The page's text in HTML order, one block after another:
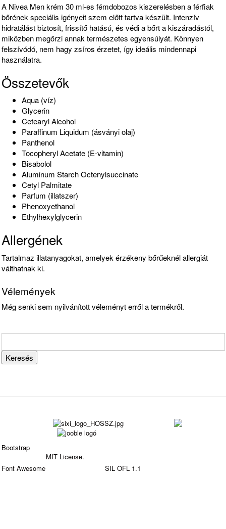
A Nivea Men krém 30 ml-es fémdobozos kiszerelésben a férfiak
bőrének speciális igényeit szem előtt tartva készült. Intenzív
hidratálást biztosít, frissítő hatású, és védi a bőrt a kiszáradástól,
miközben megőrzi annak természetes egyensúlyát. Könnyen
felszívódó, nem hagy zsíros érzetet, így ideális mindennapi
használatra.
Összetevők
Aqua (víz)
Glycerin
Cetearyl Alcohol
Paraffinum Liquidum (ásványi olaj)
Panthenol
Tocopheryl Acetate (E-vitamin)
Bisabolol
Aluminum Starch Octenylsuccinate
Cetyl Palmitate
Parfum (illatszer)
Phenoxyethanol
Ethylhexylglycerin
Allergének
Tartalmaz illatanyagokat, amelyek érzékeny bőrűeknél allergiát
válthatnak ki.
Vélemények
Még senki sem nyilvánított véleményt erről a termékről.
Bootstrap
MIT License.
Font Awesome
SIL OFL 1.1